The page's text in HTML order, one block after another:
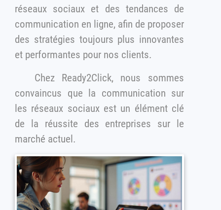
réseaux sociaux et des tendances de
communication en ligne, afin de proposer
des stratégies toujours plus innovantes
et performantes pour nos clients.
Chez Ready2Click, nous sommes
convaincus que la communication sur
les réseaux sociaux est un élément clé
de la réussite des entreprises sur le
marché actuel.